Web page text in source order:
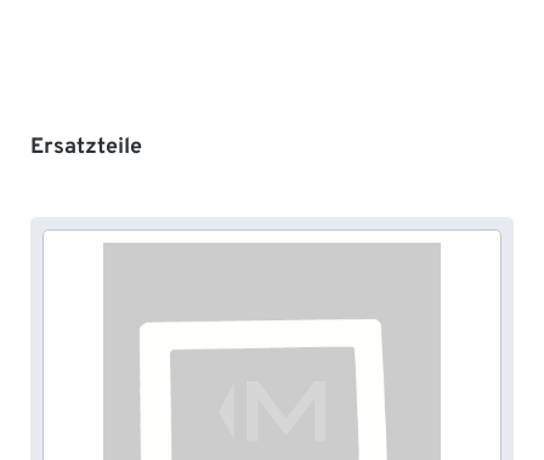
Produktgalerie überspringen
Ersatzteile